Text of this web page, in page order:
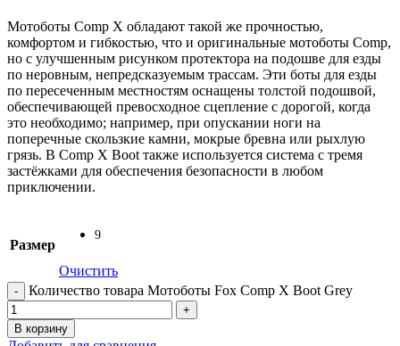
Мотоботы Comp X обладают такой же прочностью,
комфортом и гибкостью, что и оригинальные мотоботы Comp,
но с улучшенным рисунком протектора на подошве для езды
по неровным, непредсказуемым трассам. Эти боты для езды
по пересеченным местностям оснащены толстой подошвой,
обеспечивающей превосходное сцепление с дорогой, когда
это необходимо; например, при опускании ноги на
поперечные скользкие камни, мокрые бревна или рыхлую
грязь. В Comp X Boot также используется система с тремя
застёжками для обеспечения безопасности в любом
приключении.
Размер
9
Очистить
Количество товара Мотоботы Fox Comp X Boot Grey
В корзину